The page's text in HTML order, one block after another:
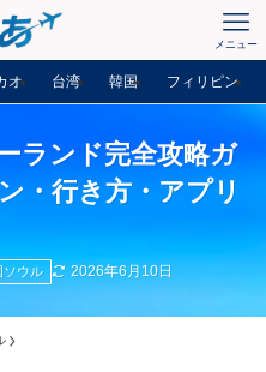
メニュー
オ 台湾 韓国 フィリピン
ランド完全攻略ガ
・行き方・アプリ
ソウル 2026年6月10日